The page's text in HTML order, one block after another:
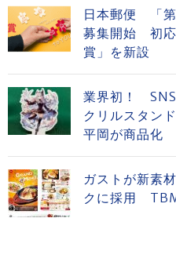
日本郵便 「
募集開始 初応
賞」を新設
業界初！ SNS
クリルスタン
平岡が商品化
ガストが新素
クに採用